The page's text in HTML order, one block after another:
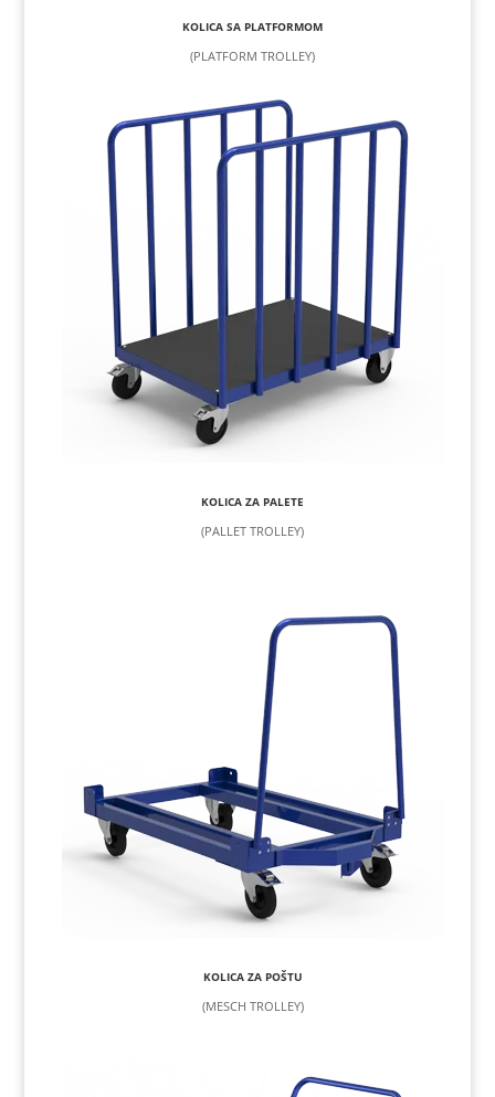
KOLICA SA PLATFORMOM
(PLATFORM TROLLEY)
KOLICA ZA PALETE
(PALLET TROLLEY)
KOLICA ZA POŠTU
(MESCH TROLLEY)